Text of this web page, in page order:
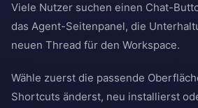
Viele Nutzer suchen einen Chat-
das Agent-Seitenpanel, die
neuen Thread für den Workspace.
Wähle zuerst die passende
Shortcuts änderst, neu installierst